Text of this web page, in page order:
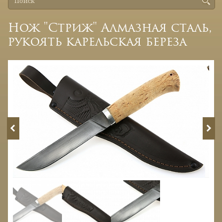
Нож "Стриж" Алмазная сталь,
рукоять карельская береза